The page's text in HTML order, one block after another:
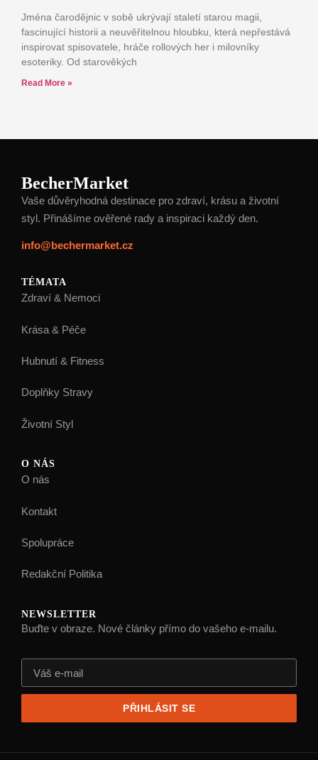
Jména čarodějnic v sobě ukrývají staletí starou magii,
fascinující historii a neuvěřitelnou hloubku, která nepřestává
inspirovat spisovatele, hráče rollových her i milovníky
esoteriky. Od starověkých
Read More »
BecherMarket
Vaše důvěryhodná destinace pro zdraví, krásu a životní
styl. Přinášíme ověřené rady a inspiraci každý den.
info@bechermarket.cz
TÉMATA
Zdraví & Nemoci
Krása & Péče
Hubnutí & Fitness
Doplňky Stravy
Životní Styl
O NÁS
O nás
Kontakt
Spolupráce
Redakční Politika
NEWSLETTER
Buďte v obraze. Nové články přímo do vašeho e-mailu.
PŘIHLÁSIT SE